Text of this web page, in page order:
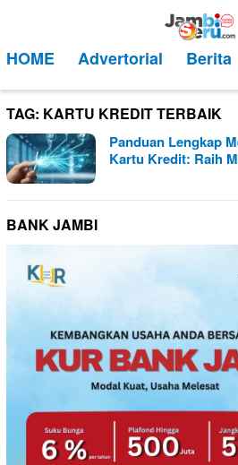
kontenMobile
HOME Advertorial Berita
TAG: KARTU KREDIT TERBAIK
Panduan Lengkap
Kartu Kredit: Raih
BANK JAMBI